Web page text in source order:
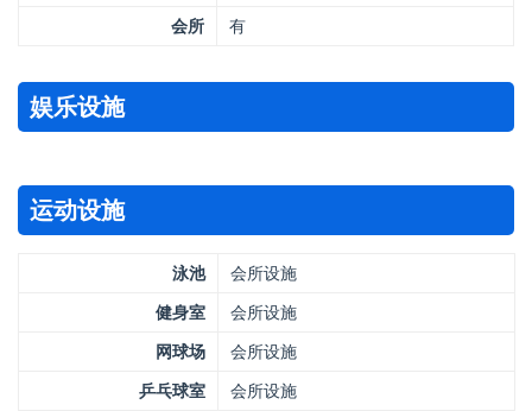
会所
有
娱乐设施
运动设施
泳池
会所设施
健身室
会所设施
网球场
会所设施
乒乓球室
会所设施